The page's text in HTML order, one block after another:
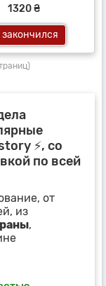
1320 ₴
закончился
⚡, со
по всей
от
из
,